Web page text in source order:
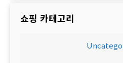
쇼핑 카테고리